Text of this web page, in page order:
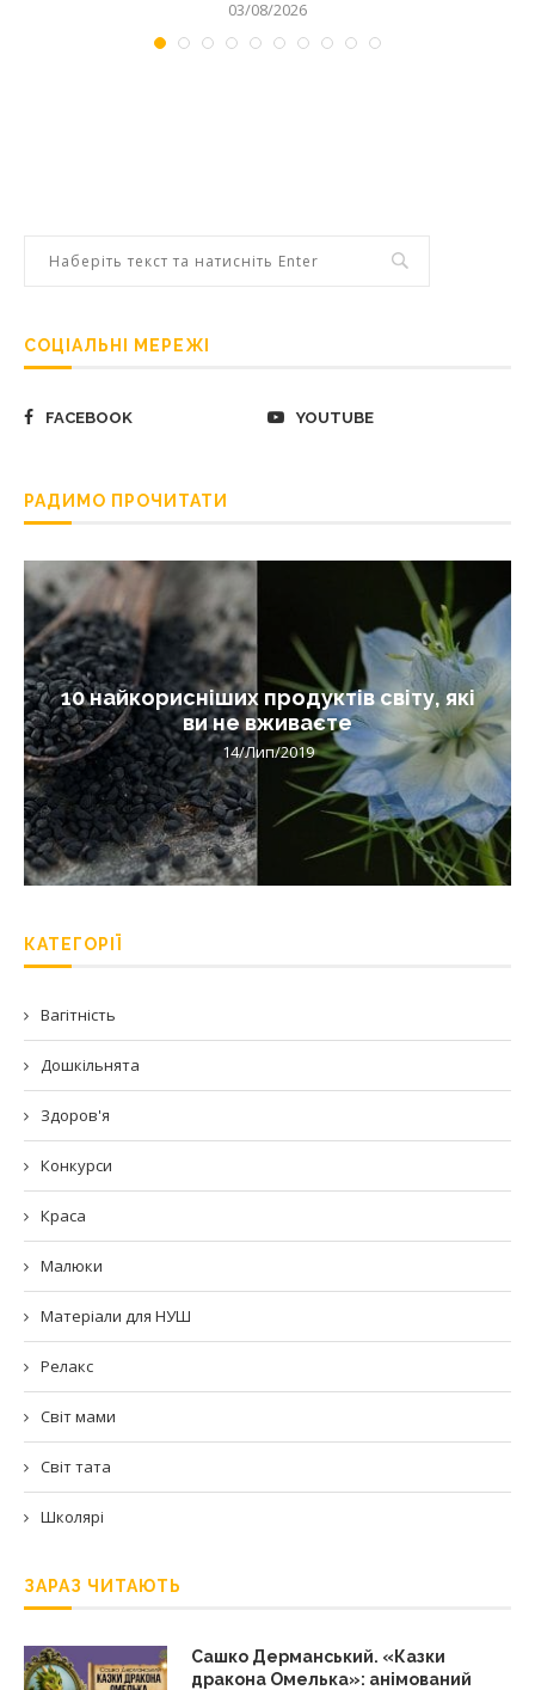
03/08/2026
СОЦІАЛЬНІ МЕРЕЖІ
FACEBOOK YOUTUBE
РАДИМО ПРОЧИТАТИ
10 найкорисніших продуктів світу, які
ви не вживаєте
14/Лип/2019
КАТЕГОРІЇ
Вагітність
Дошкільнята
Здоров'я
Конкурси
Краса
Малюки
Матеріали для НУШ
Релакс
Світ мами
Світ тата
Школярі
ЗАРАЗ ЧИТАЮТЬ
Сашко Дерманський. «Казки
дракона Омелька»: анімований